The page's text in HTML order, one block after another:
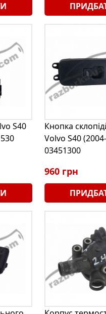
S40
Кнопка
Volvo S40
03451300
960 грн